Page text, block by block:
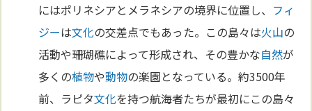
にはポリネシアとメラネシアの境界に位置し、 フィ
ジーは文化の交差点でもあった。この島々は火山の
活動や珊瑚礁によって形成され、その豊かな自然が
多くの植物や動物の楽園となっている。約3500年
前、ラピタ文化を持つ航海者たちが最初にこの島々